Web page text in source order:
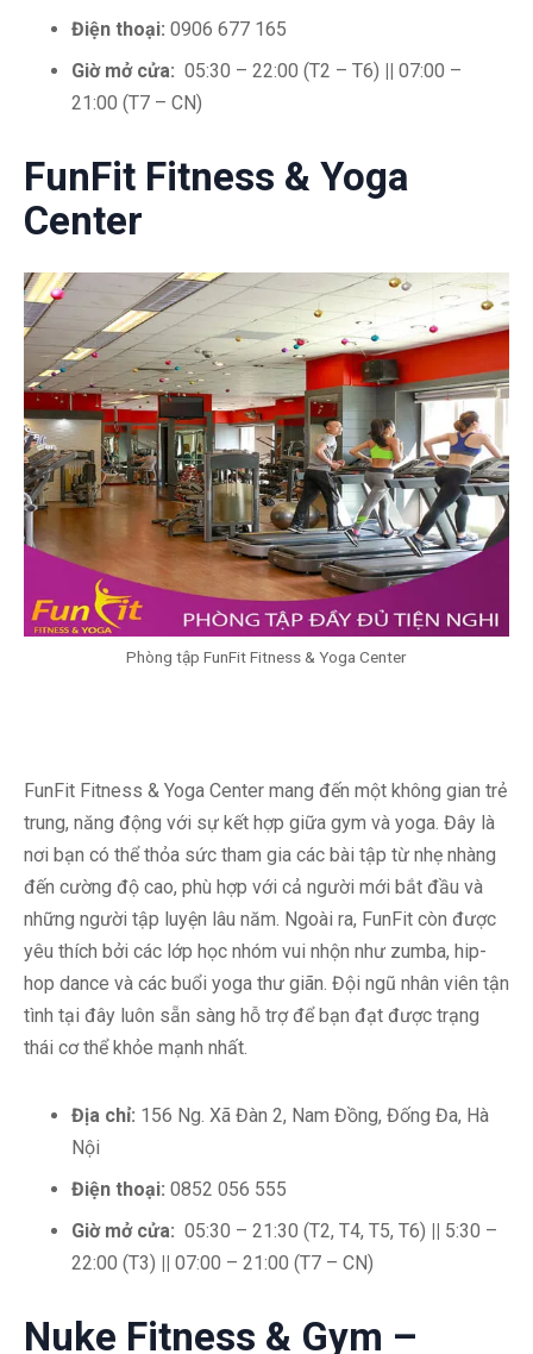
Điện thoại: 0906 677 165
Giờ mở cửa: 05:30 – 22:00 (T2 – T6) || 07:00 –
21:00 (T7 – CN)
FunFit Fitness & Yoga
Center
Phòng tập FunFit Fitness & Yoga Center
FunFit Fitness & Yoga Center mang đến một không gian trẻ
trung, năng động với sự kết hợp giữa gym và yoga. Đây là
nơi bạn có thể thỏa sức tham gia các bài tập từ nhẹ nhàng
đến cường độ cao, phù hợp với cả người mới bắt đầu và
những người tập luyện lâu năm. Ngoài ra, FunFit còn được
yêu thích bởi các lớp học nhóm vui nhộn như zumba, hip-
hop dance và các buổi yoga thư giãn. Đội ngũ nhân viên tận
tình tại đây luôn sẵn sàng hỗ trợ để bạn đạt được trạng
thái cơ thể khỏe mạnh nhất.
Địa chỉ: 156 Ng. Xã Đàn 2, Nam Đồng, Đống Đa, Hà
Nội
Điện thoại: 0852 056 555
Giờ mở cửa: 05:30 – 21:30 (T2, T4, T5, T6)
5:30 –
22:00 (T3)
07:00 – 21:00 (T7 – CN)
Nuke Fitness & Gym –